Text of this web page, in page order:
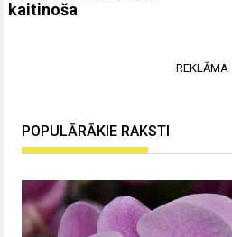
kaitinoša
REKLĀMA
POPULĀRĀKIE RAKSTI